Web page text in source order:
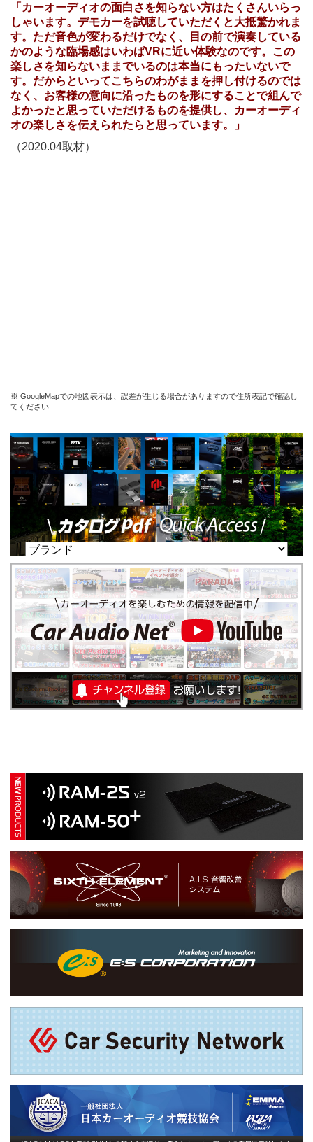
「カーオーディオの面白さを知らない方はたくさんいらっ
しゃいます。デモカーを試聴していただくと大抵驚かれま
す。ただ音色が変わるだけでなく、目の前で演奏している
かのような臨場感はいわばVRに近い体験なのです。この
楽しさを知らないままでいるのは本当にもったいないで
す。だからといってこちらのわがままを押し付けるのでは
なく、お客様の意向に沿ったものを形にすることで組んで
よかったと思っていただけるものを提供し、カーオーディ
オの楽しさを伝えられたらと思っています。」
（2020.04取材）
※ GoogleMapでの地図表示は、誤差が生じる場合がありますので住所表記で確認し
てください